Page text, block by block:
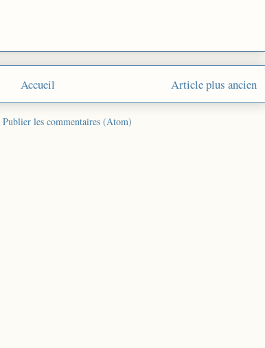
Article plus ancien
Accueil
Publier les commentaires (Atom)